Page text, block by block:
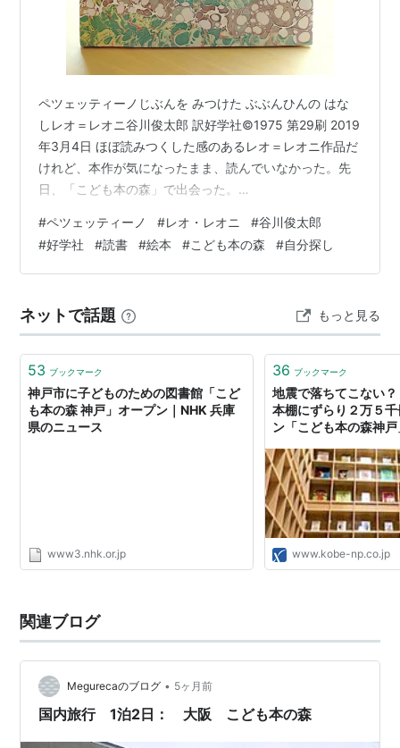
ペツェッティーノじぶんを みつけた ぶぶんひんの はな
しレオ＝レオニ谷川俊太郎 訳好学社©1975 第29刷 2019
年3月4日 ほぼ読みつくした感のあるレオ＝レオニ作品だ
けれど、本作が気になったまま、読んでいなかった。先
日、「こども本の森」で出会った。
ブル模様の地面に、さいころみたいな四角いオレンジ
と、四角のあつまった物体。 表紙裏には、谷川俊太郎さ
んの「レオ・レオニみたび」”〈あおくんときいろちゃ
どれくらいの年月がたったことでしょう。 いつの間にか
私の レオ・レ…
#ペツェッティーノ #レオ・レオニ #谷川俊太郎
#好学社 #読書 #絵本 #こども本の森 #自分探し
ネットで話題 もっと見る
53 ブックマーク
神戸市に子どものための図書館「こど
も本の森 神戸」オープン｜NHK 兵庫
県のニュース
www3.nhk.or.jp
36 ブックマーク
地震で落ちてこない
本棚にずらり２万５
ン「こども本の森神
www.kobe-np.co.jp
関連ブログ
Megurecaのブログ • 5ヶ月前
国内旅行 1泊2日： 大阪 こども本の森